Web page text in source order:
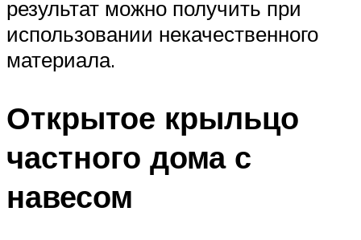
результат можно получить при
использовании некачественного
материала.
Открытое крыльцо
частного дома с
навесом